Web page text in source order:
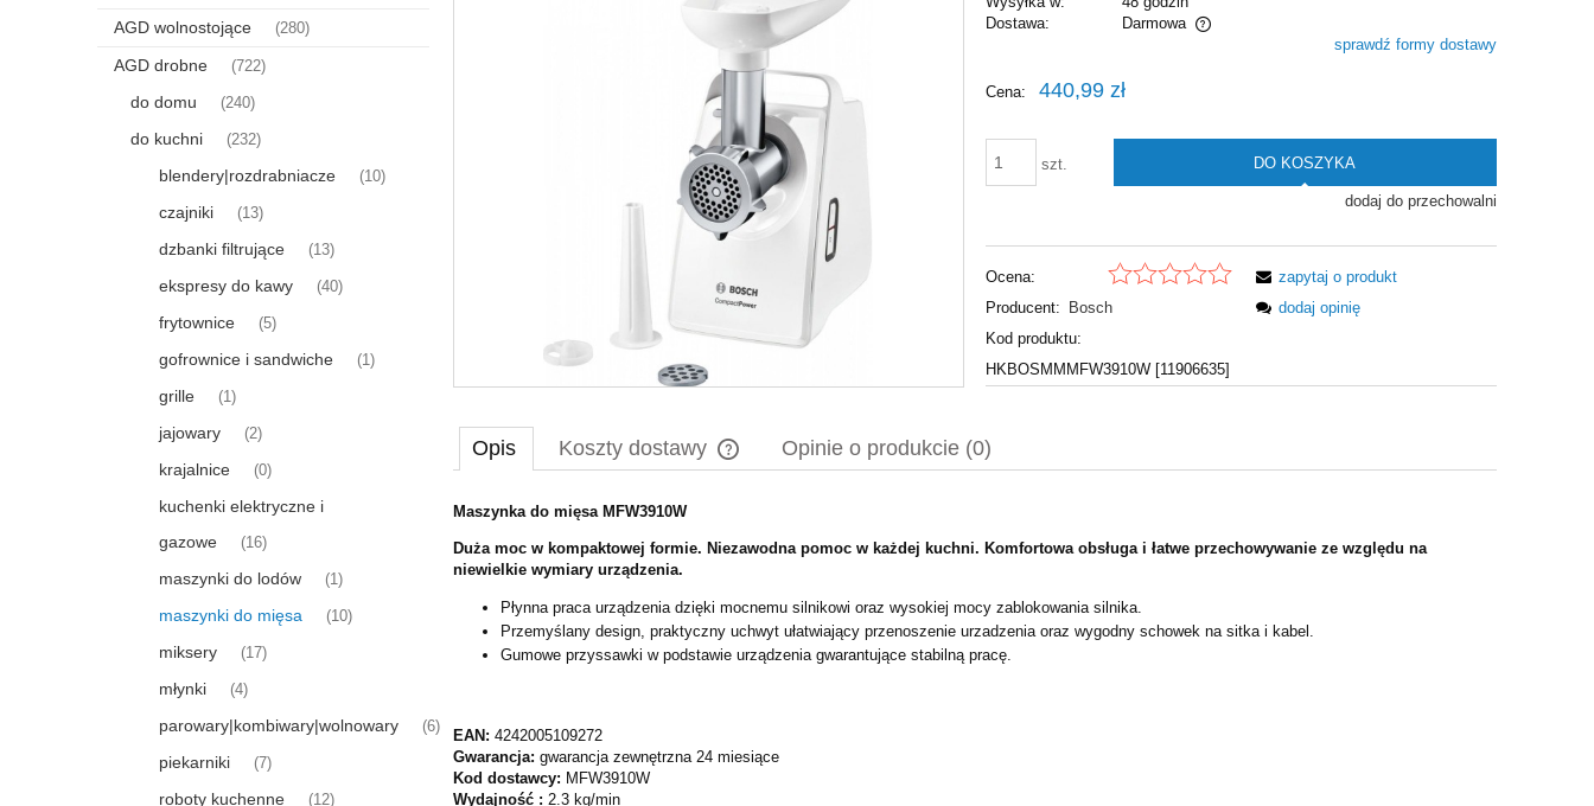
AGD wolnostojące (280)
AGD drobne (722)
do domu (240)
do kuchni (232)
blendery|rozdrabniacze (10)
czajniki (13)
dzbanki filtrujące (13)
ekspresy do kawy (40)
frytownice (5)
gofrownice i sandwiche (1)
grille (1)
jajowary (2)
krajalnice (0)
kuchenki elektryczne i
gazowe
(16)
maszynki do lodów (1)
maszynki do mięsa (10)
miksery (17)
młynki (4)
parowary|kombiwary|wolnowary (6)
piekarniki (7)
roboty kuchenne (12)
Dostawa:
Darmowa
sprawdź formy dostawy
Cena: 440,99 zł
szt. DO KOSZYKA
dodaj do przechowalni
Ocena:
Producent: Bosch
Kod produktu:
HKBOSMMMFW3910W [11906635]
zapytaj o produkt
dodaj opinię
Opis Koszty dostawy Opinie o produkcie (0)
Maszynka do mięsa MFW3910W
Duża moc w kompaktowej formie. Niezawodna pomoc w każdej kuchni. Komfortowa obsługa i łatwe przechowywanie ze względu na
niewielkie wymiary urządzenia.
Płynna praca urządzenia dzięki mocnemu silnikowi oraz wysokiej mocy zablokowania silnika.
Przemyślany design, praktyczny uchwyt ułatwiający przenoszenie urzadzenia oraz wygodny schowek na sitka i kabel.
Gumowe przyssawki w podstawie urządzenia gwarantujące stabilną pracę.
EAN: 4242005109272
Gwarancja: gwarancja zewnętrzna 24 miesiące
Kod dostawcy: MFW3910W
Wydajność : 2.3 kg/min